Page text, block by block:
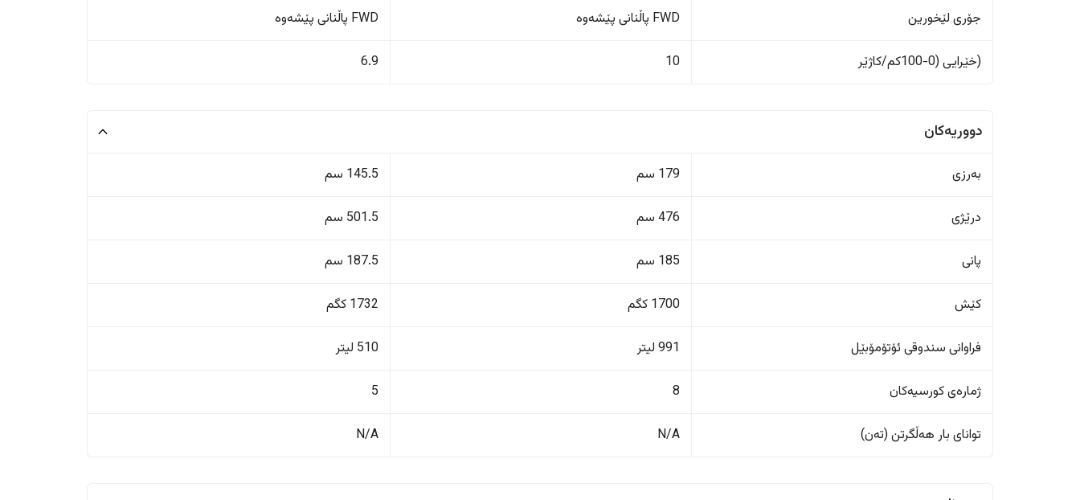
جۆری لێخورین FWD پاڵنانی پێشەوە FWD پاڵنانی پێشەوە
(خێرایی (0-100کم/کاژێر 10
6.9
دووریەکان
بەرزی 179 سم 145.5 سم
درێژی 476 سم 501.5 سم
پانی 185 سم 187.5 سم
کێش 1700 کگم 1732 کگم
فراوانی سندوقی ئۆتۆمۆبێل 991 لیتر 510 لیتر
ژمارەی کورسیەکان 8
5
تواناى بار هەڵگرتن (تەن) N/A
N/A